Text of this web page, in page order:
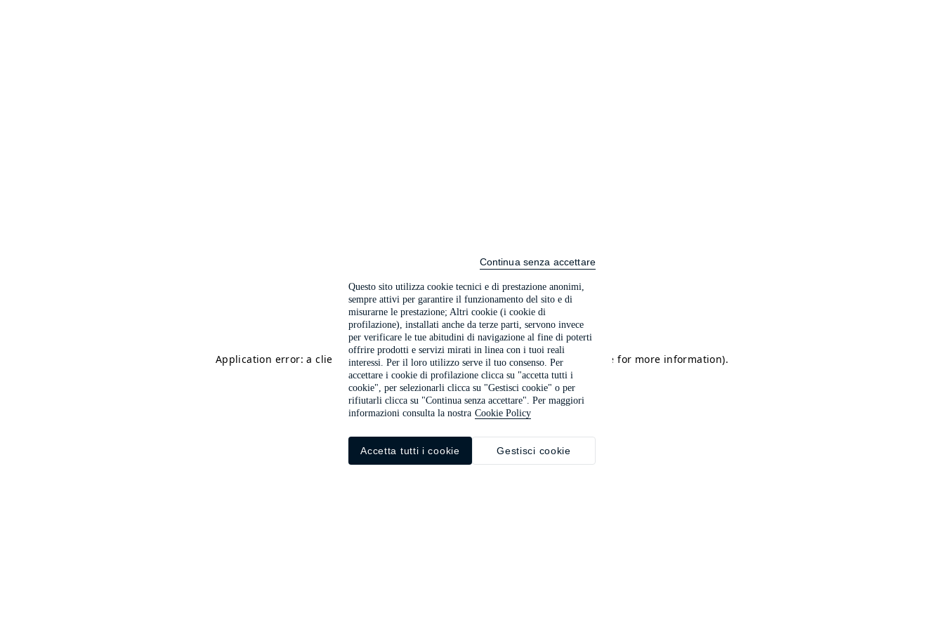
Application error: a client-side exception has occurred (see the browser console for more information).
Questo sito utilizza cookie tecnici e di prestazione anonimi,
sempre attivi per garantire il funzionamento del sito e di
misurarne le prestazione; Altri cookie (i cookie di
profilazione), installati anche da terze parti, servono invece
per verificare le tue abitudini di navigazione al fine di poterti
offrire prodotti e servizi mirati in linea con i tuoi reali
interessi. Per il loro utilizzo serve il tuo consenso. Per
accettare i cookie di profilazione clicca su "accetta tutti i
cookie", per selezionarli clicca su "Gestisci cookie" o per
rifiutarli clicca su "Continua senza accettare". Per maggiori
informazioni consulta la nostra Cookie Policy
Gestisci cookie
Accetta tutti i cookie
Continua senza accettare